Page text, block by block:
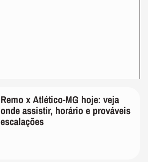
Remo x Atlético-MG hoje: veja
onde assistir, horário e prováveis
escalações